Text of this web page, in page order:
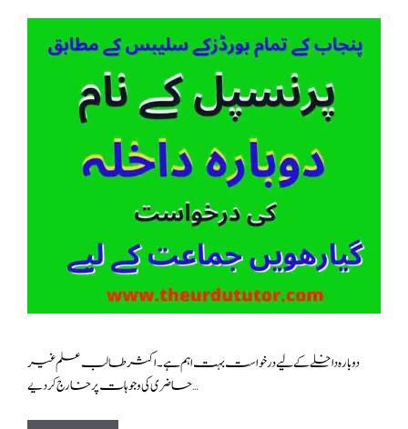
دوبارہ داخلے کے لیے درخواست بہت اہم ہے ۔ اکثر طالب علم غیر
حاضری کی وجوہات پر خارج کر دیے …